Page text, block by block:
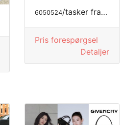
6050524/tasker fra MODE LUKSUS
Pris forespørgsel
Detaljer